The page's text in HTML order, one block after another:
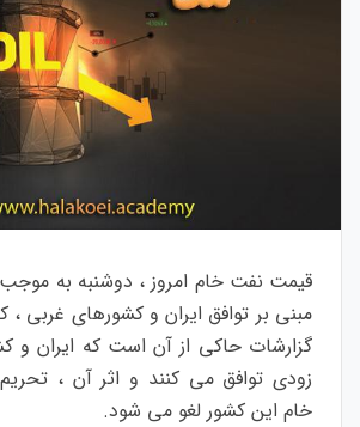
قیمت نفت خام امروز ، دوشنبه به موجب
مبنی بر توافق ایران و کشورهای غربی
گزارشات حاکی از آن است که ایران و
زودی توافق می کنند و اثر آن ،
خام این کشور لغو می شود.